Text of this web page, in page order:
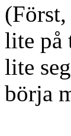
lite på
lite
börja